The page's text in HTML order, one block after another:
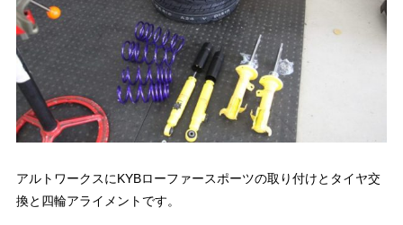
アルトワークスにKYBローファースポーツの取り付けとタイヤ交
換と四輪アライメントです。